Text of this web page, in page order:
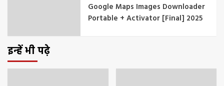
Google Maps Images Downloader
Portable + Activator [Final] 2025
इन्हें भी पढ़े